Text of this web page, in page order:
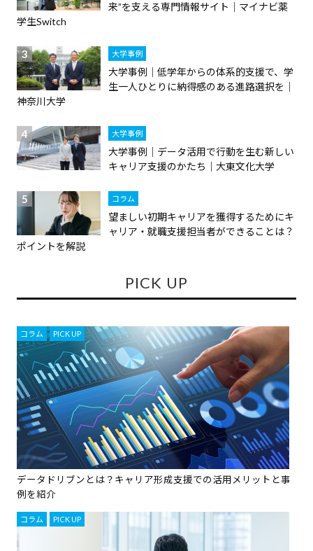
来”を支える専門情報サイト｜マイナビ薬
学生Switch
大学事例
大学事例｜低学年からの体系的支援で、学
生一人ひとりに納得感のある進路選択を｜
神奈川大学
大学事例
大学事例｜データ活用で行動を生む新しい
キャリア支援のかたち｜大東文化大学
コラム
望ましい初期キャリアを獲得するためにキ
ャリア・就職支援担当者ができることは？
ポイントを解説
PICK UP
コラム , PICK UP
データドリブンとは？キャリア形成支援での活用メリットと事
例を紹介
コラム PICK UP